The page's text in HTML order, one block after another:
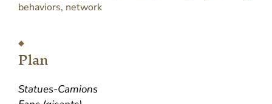
behaviors, network
Plan
Statues-Camions